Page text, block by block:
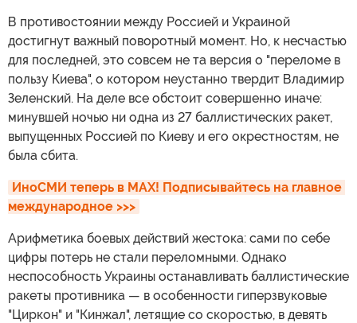
В противостоянии между Россией и Украиной
достигнут важный поворотный момент. Но, к несчастью
для последней, это совсем не та версия о "переломе в
пользу Киева", о котором неустанно твердит Владимир
Зеленский. На деле все обстоит совершенно иначе:
минувшей ночью ни одна из 27 баллистических ракет,
выпущенных Россией по Киеву и его окрестностям, не
была сбита.
ИноСМИ теперь в MAX! Подписывайтесь на главное
международное >>>
Арифметика боевых действий жестока: сами по себе
цифры потерь не стали переломными. Однако
неспособность Украины останавливать баллистические
ракеты противника — в особенности гиперзвуковые
"Циркон" и "Кинжал", летящие со скоростью, в девять